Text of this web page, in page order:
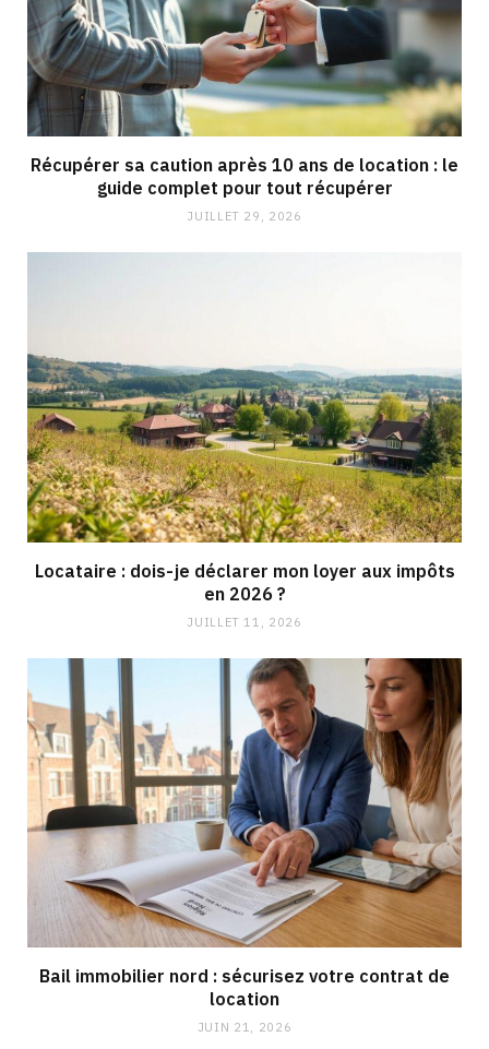
Récupérer sa caution après 10 ans de location : le
guide complet pour tout récupérer
JUILLET 29, 2026
Locataire : dois-je déclarer mon loyer aux impôts
en 2026 ?
JUILLET 11, 2026
Bail immobilier nord : sécurisez votre contrat de
location
JUIN 21, 2026